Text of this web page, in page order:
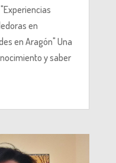
en
en Aragón" Una
y saber